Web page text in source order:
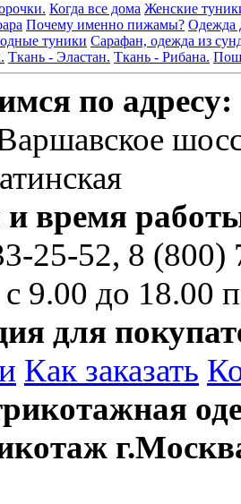
Когда все дома Женские
Почему именно пижамы? Одежда
туники Сарафан, одежда из
Ткань - Эластан. Ткань - Рибана.
по адресу:
время
25-52, 8 (800)
9.00 до 18.00
для
Как заказать